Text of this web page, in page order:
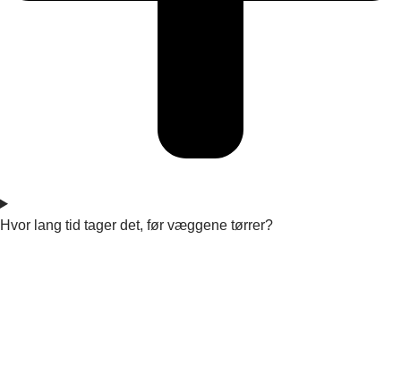
Hvor lang tid tager det, før væggene tørrer?